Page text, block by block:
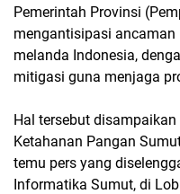
Pemerintah Provinsi
mengantisipasi ancaman
melanda Indonesia,
mitigasi guna menjaga
Hal tersebut
Ketahanan Pangan
temu pers yang
Informatika Sumut, di